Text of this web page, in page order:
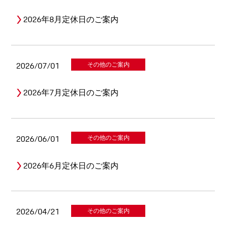
2026年8月定休日のご案内
2026/07/01 その他のご案内
2026年7月定休日のご案内
2026/06/01 その他のご案内
2026年6月定休日のご案内
2026/04/21 その他のご案内